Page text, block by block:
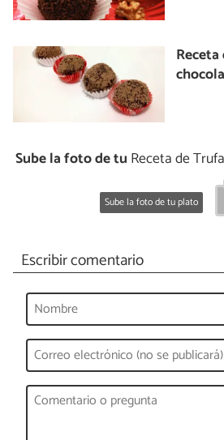
Sube la foto de tu Receta de
Sube la foto de tu plato
Escribir comentario